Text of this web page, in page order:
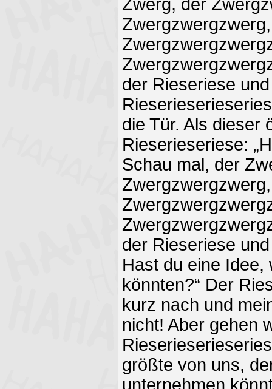
Zwerg, der
der Rieseriese
die Tür. Als dieser
Rieserieseriese:
Schau mal, der
der Rieseriese
Hast du eine Idee,
könnten?“ Der
kurz nach und
nicht! Aber gehen
größte von uns,
unternehmen